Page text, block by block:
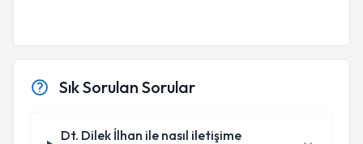
Sık Sorulan Sorular
Dt. Dilek İlhan ile nasıl iletişime